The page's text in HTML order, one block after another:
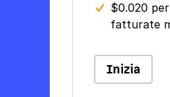
$0.020
fatturate
Inizia